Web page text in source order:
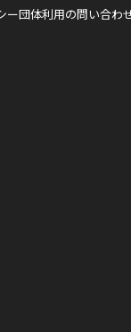
ー団体利用の問い合わ